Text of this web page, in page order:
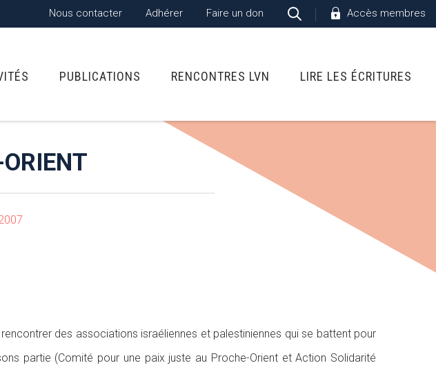
Nous contacter Adhérer Faire un don Accès membres
PUBLICATIONS RENCONTRES LVN LIRE LES ÉCRITURES
des associations israéliennes et palestiniennes qui se battent pour
partie (Comité pour une paix juste au Proche-Orient et Action Solidarité